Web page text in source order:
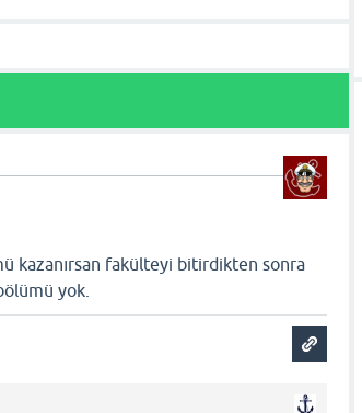
kazanırsan fakülteyi bitirdikten sonra
yok.